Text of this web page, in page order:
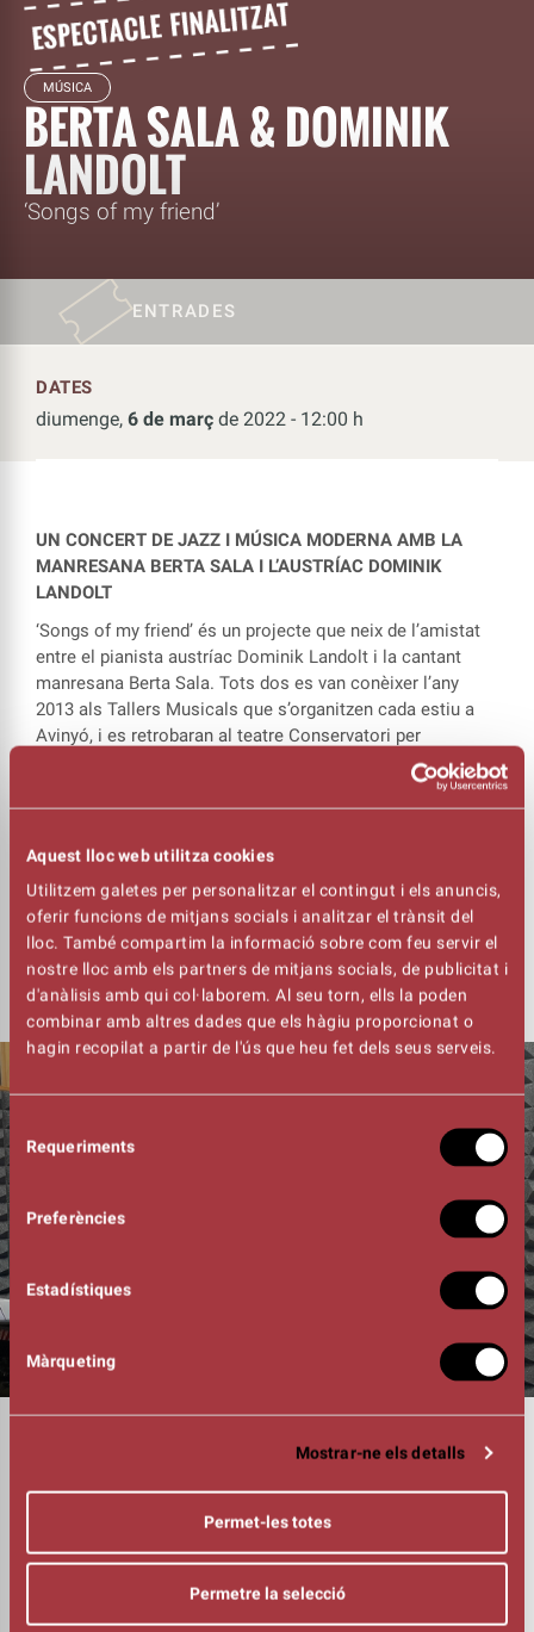
Aquest lloc web utilitza cookies
Utilitzem galetes per personalitzar el contingut i els anuncis,
oferir funcions de mitjans socials i analitzar el trànsit del
lloc. També compartim la informació sobre com feu servir el
nostre lloc amb els partners de mitjans socials, de publicitat i
d'anàlisis amb qui col·laborem. Al seu torn, ells la poden
combinar amb altres dades que els hàgiu proporcionat o
hagin recopilat a partir de l'ús que heu fet dels seus serveis.
Selecció
de
consentiment
Requeriments
Preferències
Estadístiques
Màrqueting
Mostrar-ne els detalls
Permet-les totes
Permetre la selecció
MÚSICA
BERTA SALA & DOMINIK
LANDOLT
‘Songs of my friend’
ENTRADES
DATES
diumenge, 6 de març de 2022 - 12:00 h
UN CONCERT DE JAZZ I MÚSICA MODERNA AMB LA
MANRESANA BERTA SALA I L’AUSTRÍAC DOMINIK
LANDOLT
‘Songs of my friend’ és un projecte que neix de l’amistat
entre el pianista austríac Dominik Landolt i la cantant
manresana Berta Sala. Tots dos es van conèixer l’any
2013 als Tallers Musicals que s’organitzen cada estiu a
Avinyó, i es retrobaran al teatre Conservatori per
presentar un àlbum que inclou cançons pròpies a ritme de
acompanyats per Xavi Castillo, baix, i Adrià Claramunt a la
bateria. Una nova cita del cicle 3/4 de Música, però
especial. Serà al teatre Conservatori i amb Berta Sala, una
exalumna del Conservatori de Música de Manresa que ja
ha fet el salt professional.
Adrià Claramunt
Xavi Castillo
VEU